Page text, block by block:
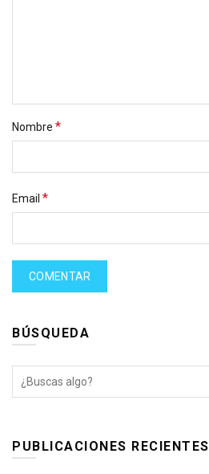
Nombre *
Email *
BÚSQUEDA
PUBLICACIONES RECIENTES